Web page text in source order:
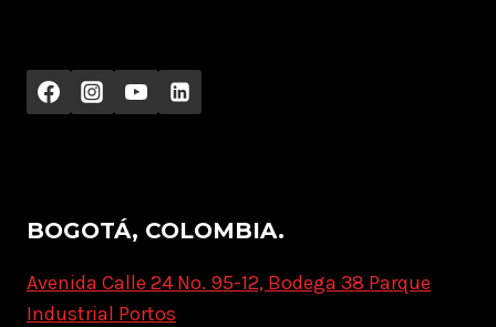
BOGOTÁ, COLOMBIA.
Avenida Calle 24 No. 95-12, Bodega 38 Parque
Industrial Portos